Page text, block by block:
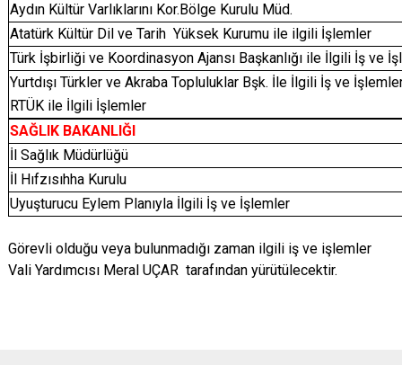
Aydın Kültür Varlıklarını Kor.Bölge Kurulu Müd.
Atatürk Kültür Dil ve Tarih Yüksek Kurumu ile ilgili İşlemler
Türk İşbirliği ve Koordinasyon Ajansı Başkanlığı ile İlgili İş ve
Yurtdışı Türkler ve Akraba Topluluklar Bşk. İle İlgili İş ve
RTÜK ile İlgili İşlemler
SAĞLIK BAKANLIĞI
İl Sağlık Müdürlüğü
İl Hıfzısıhha Kurulu
Uyuşturucu Eylem Planıyla İlgili İş ve İşlemler
Görevli olduğu veya bulunmadığı zaman ilgili iş ve işlemler
Vali Yardımcısı Meral UÇAR tarafından yürütülecektir.